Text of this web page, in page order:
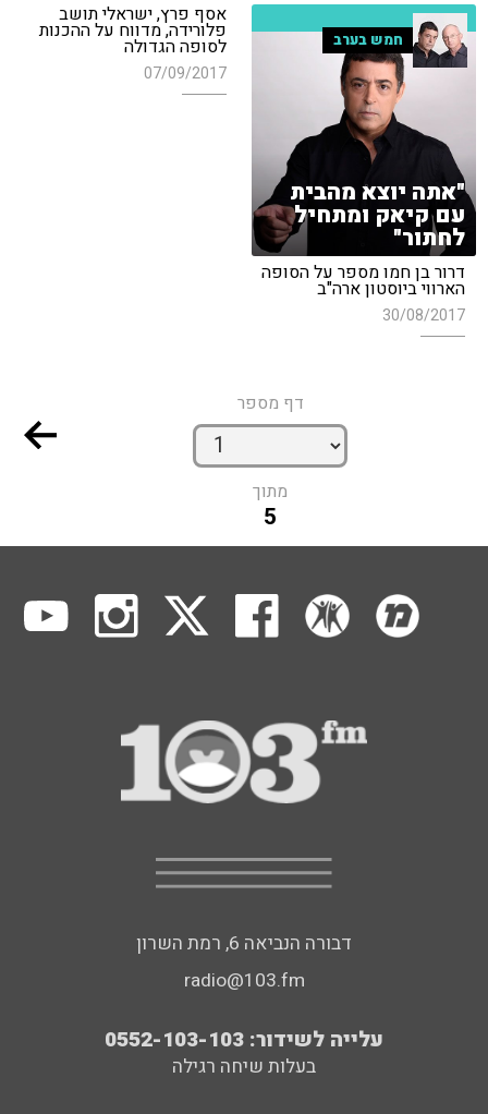
אסף פרץ, ישראלי תושב
פלורידה, מדווח על ההכנות
לסופה הגדולה
07/09/2017
חמש בערב
"אתה יוצא מהבית
עם קיאק ומתחיל
לחתור"
דרור בן חמו מספר על הסופה
הארווי ביוסטון ארה"ב
30/08/2017
דף מספר
מתוך
5
דבורה הנביאה 6, רמת השרון
radio@103.fm
עלייה לשידור: 0552-103-103
בעלות שיחה רגילה